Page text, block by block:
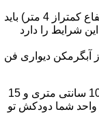
۲-طبقه واحد:مورد بعدی که در انتخاب آبگرمکن دیواری تاثیر گذار است طبقه وقوع ساختمان است،اگر واحد شما در طبقه آخرساختمان واقع شده است به علت ارتفاع کم دودکش شما ( ارتفاع کمتراز 4 متر) باید
شرایط را دارد
آبگرمکن دیواری فن
۴-سایز دودکش واحد:اگر واحد شما دارای دودکش تو کار تا پشت بام می باشد سایز این دودکش تعیین کننده نوع آبگرمکن دیواری انتخابی شما می باشد.در کل دودکش های توکار در دو سایز 10 سانتی متری و 15
برسانیم دودکش های سایز دودکش بخاری 10 سانتی متری می باشد.اگر واحد شما دودکش تو